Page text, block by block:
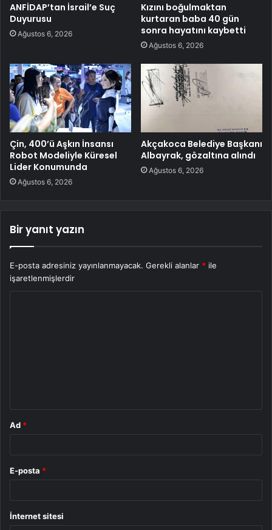
ANFİDAP’tan İsrail’e Suç
Duyurusu
Ağustos 6, 2026
Kızını boğulmaktan
kurtaran baba 40 gün
sonra hayatını kaybetti
Ağustos 6, 2026
Çin, 400’ü Aşkın İnsansı
Robot Modeliyle Küresel
Lider Konumunda
Ağustos 6, 2026
Akçakoca Belediye Başkanı
Albayrak, gözaltına alındı
Ağustos 6, 2026
Bir yanıt yazın
E-posta adresiniz yayınlanmayacak. Gerekli alanlar * ile
işaretlenmişlerdir
Ad *
E-posta *
İnternet sitesi